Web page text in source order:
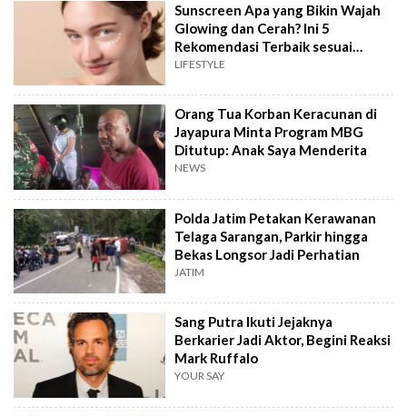
Sunscreen Apa yang Bikin Wajah
Glowing dan Cerah? Ini 5
Rekomendasi Terbaik sesuai
Review
LIFESTYLE
Orang Tua Korban Keracunan di
Jayapura Minta Program MBG
Ditutup: Anak Saya Menderita
NEWS
Polda Jatim Petakan Kerawanan
Telaga Sarangan, Parkir hingga
Bekas Longsor Jadi Perhatian
JATIM
Sang Putra Ikuti Jejaknya
Berkarier Jadi Aktor, Begini Reaksi
Mark Ruffalo
YOUR SAY